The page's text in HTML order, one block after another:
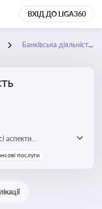
ВХІД ДО LIGA360
Банківська діяльність
аспекти
банківських
послуги